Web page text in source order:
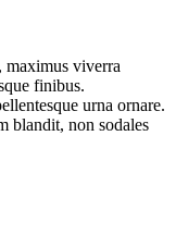
maximus viverra
finibus.
urna ornare.
blandit, non sodales